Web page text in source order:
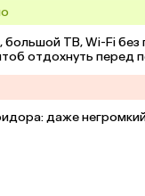
ТВ, Wi-Fi
отдохнуть перед
даже